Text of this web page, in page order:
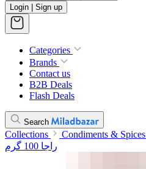
Login | Sign up
Categories
Brands
Contact us
B2B Deals
Flash Deals
Search
Collections Condiments & Spices
راجا 100 گرم